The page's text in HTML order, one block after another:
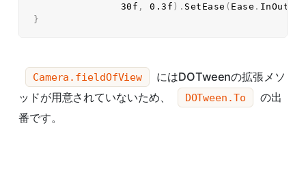
30f , 0.3f ) . SetEase ( Ease .
}
Camera.fieldOfView
にはDOTweenの拡張メソ
ッドが用意されていないため、
DOTween.To
の出
番です。